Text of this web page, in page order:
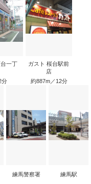
一丁
分
ガスト 桜台駅前
店
約887m／12分
練馬警察署 練馬駅